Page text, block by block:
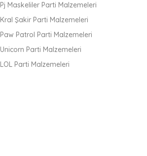
Pj Maskeliler Parti Malzemeleri
Kral Şakir Parti Malzemeleri
Paw Patrol Parti Malzemeleri
Unicorn Parti Malzemeleri
LOL Parti Malzemeleri